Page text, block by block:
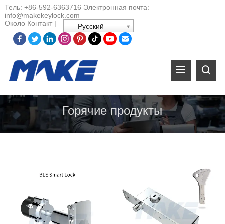
Тель: +86-592-6363716 Электронная почта:
info@makekeylock.com
Около Контакт| Русский
Горячие продукты